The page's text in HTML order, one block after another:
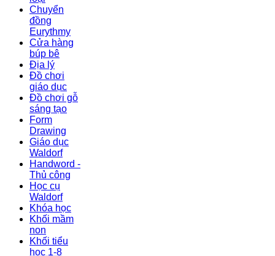
Chuyển
đồng
Eurythmy
Cửa hàng
búp bê
Địa lý
Đồ chơi
giáo dục
Đồ chơi gỗ
sáng tạo
Form
Drawing
Giáo dục
Waldorf
Handword -
Thủ công
Học cụ
Waldorf
Khóa học
Khối mầm
non
Khối tiểu
học 1-8